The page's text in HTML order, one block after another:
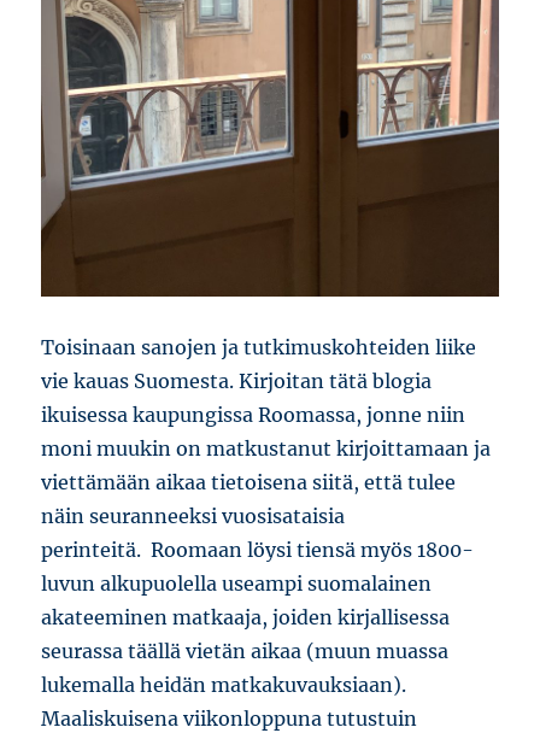
Toisinaan sanojen ja tutkimuskohteiden liike
vie kauas Suomesta. Kirjoitan tätä blogia
ikuisessa kaupungissa Roomassa, jonne niin
moni muukin on matkustanut kirjoittamaan ja
viettämään aikaa tietoisena siitä, että tulee
näin seuranneeksi vuosisataisia
perinteitä. Roomaan löysi tiensä myös 1800-
luvun alkupuolella useampi suomalainen
akateeminen matkaaja, joiden kirjallisessa
seurassa täällä vietän aikaa (muun muassa
lukemalla heidän matkakuvauksiaan).
Maaliskuisena viikonloppuna tutustuin